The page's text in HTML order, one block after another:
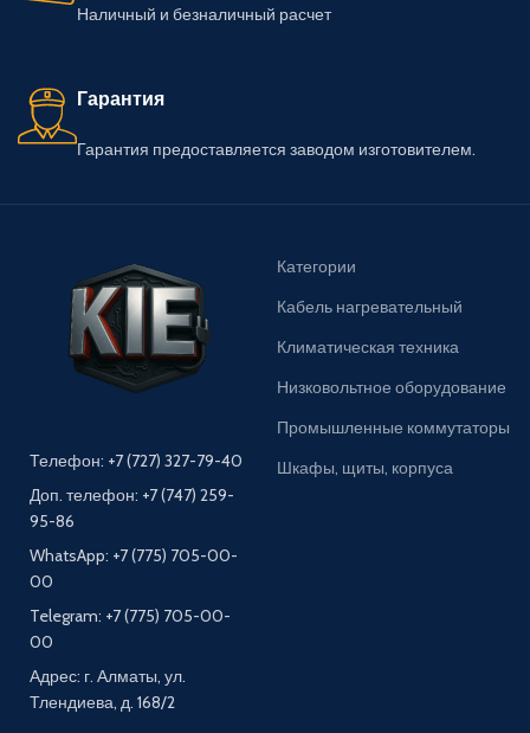
Наличный и безналичный расчет
Гарантия
Гарантия предоставляется заводом изготовителем.
Телефон: +7 (727) 327-79-40
Доп. телефон: +7 (747) 259-
95-86
WhatsApp: +7 (775) 705-00-
00
Telegram: +7 (775) 705-00-
00
Адрес: г. Алматы, ул.
Тлендиева, д. 168/2
Категории
Кабель нагревательный
Климатическая техника
Низковольтное оборудование
Промышленные коммутаторы
Шкафы, щиты, корпуса